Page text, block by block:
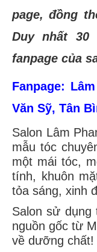
page, đồng
Duy nhất
fanpage của
Fanpage:
Văn Sỹ, Tân
Salon Lâm
mẫu tóc
một mái tóc,
tính, khuôn
tỏa sáng, xinh
Salon sử dụng
nguồn gốc từ
về dưỡng chất!